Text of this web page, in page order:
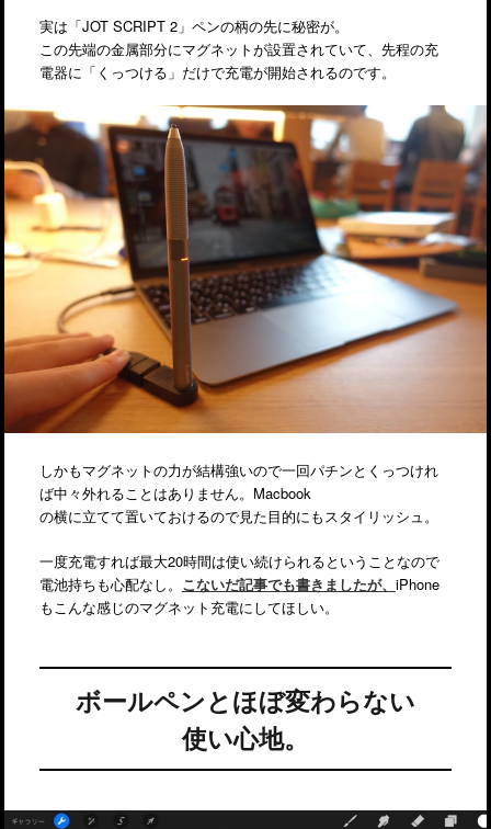
実は「JOT SCRIPT 2」ペンの柄の先に秘密が。
この先端の金属部分にマグネットが設置されていて、先程の充
電器に「くっつける」だけで充電が開始されるのです。
しかもマグネットの力が結構強いので一回パチンとくっつけれ
ば中々外れることはありません。Macbook
の横に立てて置いておけるので見た目的にもスタイリッシュ。
一度充電すれば最大20時間は使い続けられるということなので
電池持ちも心配なし。 こないだ記事でも書きましたが、 iPhone
もこんな感じのマグネット充電にしてほしい。
ボールペンとほぼ変わらない
使い心地。